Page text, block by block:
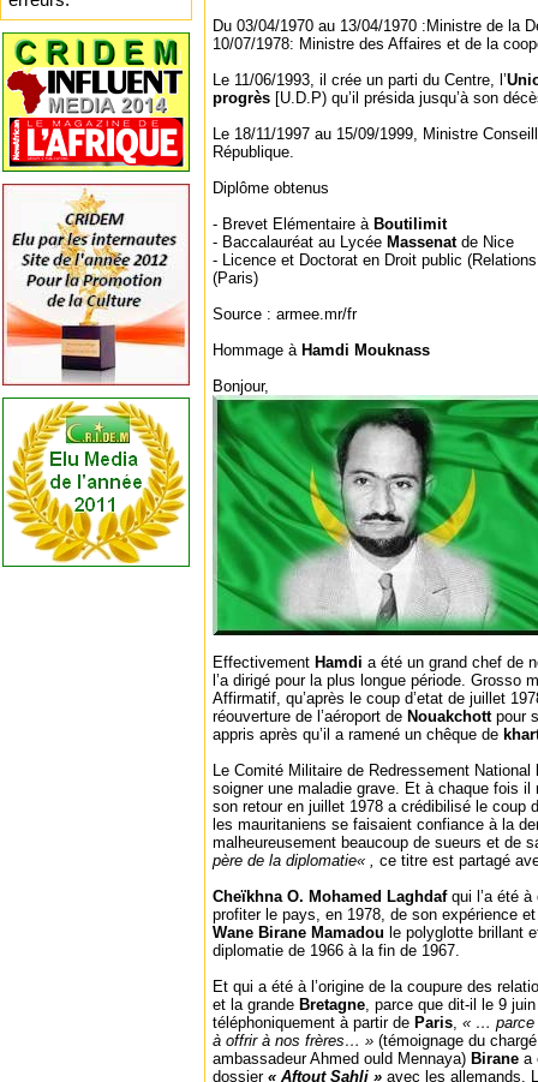
Du 03/04/1970 au 13/04/1970 :Ministre de la
10/07/1978: Ministre des Affaires et de la
Le 11/06/1993, il crée un parti du Centre, l’
progrès [U.D.P) qu’il présida jusqu’à son
Le 18/11/1997 au 15/09/1999, Ministre
République.
Diplôme obtenus
- Brevet Elémentaire à Boutilimit
- Baccalauréat au Lycée Massenat de Nice
- Licence et Doctorat en Droit public
(Paris)
Source : armee.mr/fr
Hommage à Hamdi Mouknass
Bonjour,
Effectivement Hamdi a été un grand chef de
l’a dirigé pour la plus longue période. Grosso
Affirmatif, qu’après le coup d’etat de juillet
réouverture de l’aéroport de Nouakchott pour
appris après qu’il a ramené un chêque de
Le Comité Militaire de Redressement National
soigner une maladie grave. Et à chaque fois
son retour en juillet 1978 a crédibilisé le coup
les mauritaniens se faisaient confiance à la
malheureusement beaucoup de sueurs et de
père de la diplomatie« , ce titre est partagé
Cheïkhna O. Mohamed Laghdafqui l’a été à
profiter le pays, en 1978, de son expérience
Wane Birane Mamadou le polyglotte brillant
diplomatie de 1966 à la fin de 1967.
Et qui a été à l’origine de la coupure des
et la grande Bretagne, parce que dit-il le 9
téléphoniquement à partir de Paris, « … parce
à offrir à nos frères… » (témoignage du
ambassadeur Ahmed ould Mennaya) Birane a
dossier « Aftout Sahli » avec les allemands.